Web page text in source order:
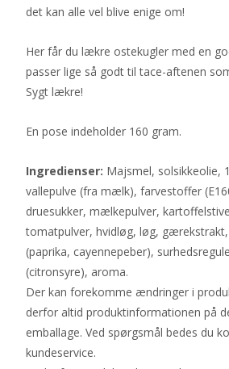
det kan alle vel blive enige om!
Her får du lækre ostekugler med en
passer lige så godt til tace-aftenen
Sygt lækre!
En pose indeholder 160 gram.
Ingredienser: Majsmel, solsikkeolie,
vallepulve (fra mælk), farvestoffer
druesukker, mælkepulver,
tomatpulver, hvidløg, løg,
(paprika, cayennepeber),
(citronsyre), aroma.
Der kan forekomme ændringer i
derfor altid produktinformationen på
emballage. Ved spørgsmål bedes du
kundeservice.